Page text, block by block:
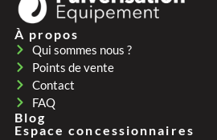
À propos
Qui sommes nous ?
Points de vente
Contact
FAQ
Blog
Espace concessionnaires